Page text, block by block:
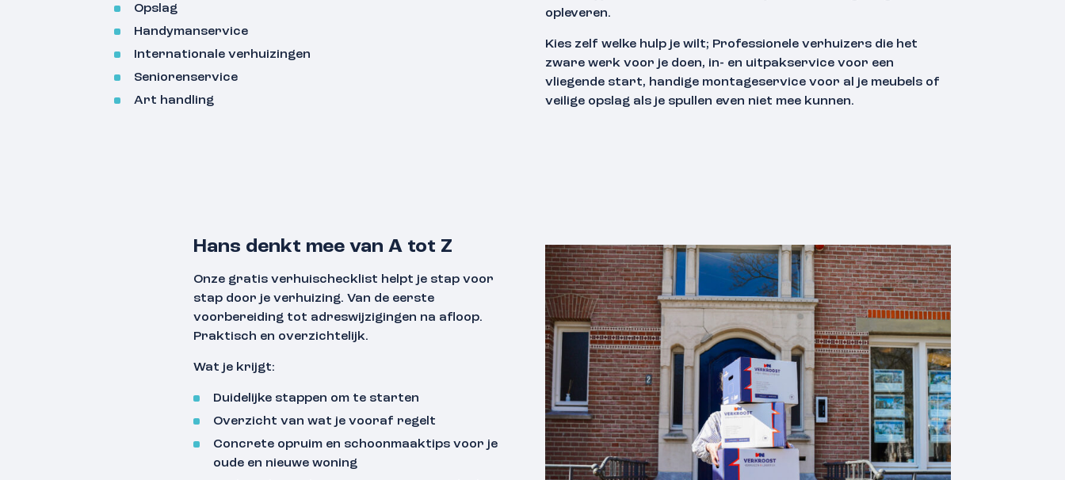
Opslag
Handymanservice
Internationale verhuizingen
Seniorenservice
Art handling
opleveren.
Kies zelf welke hulp je wilt; Professionele verhuizers die het
zware werk voor je doen, in- en uitpakservice voor een
vliegende start, handige montageservice voor al je meubels of
veilige opslag als je spullen even niet mee kunnen.
Hans denkt mee van A tot Z
Onze gratis verhuischecklist helpt je stap voor
stap door je verhuizing. Van de eerste
voorbereiding tot adreswijzigingen na afloop.
Praktisch en overzichtelijk.
Wat je krijgt:
Duidelijke stappen om te starten
Overzicht van wat je vooraf regelt
Concrete opruim en schoonmaaktips voor je
oude en nieuwe woning